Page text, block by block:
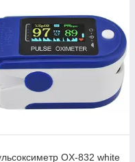
OX-832 white